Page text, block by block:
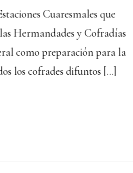
Cuaresmales que
Hermandades y Cofradías
como preparación para la
los cofrades difuntos […]